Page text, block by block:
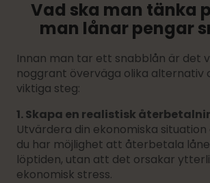
Vad ska man tänka
man lånar pengar
Innan man tar ett snabblån är det
noggrant överväga olika alternativ
viktiga steg:
1. Skapa en realistisk
Utvärdera din ekonomiska
du har möjlighet att återbetala
löptiden, utan att det orsakar
ekonomisk stress.